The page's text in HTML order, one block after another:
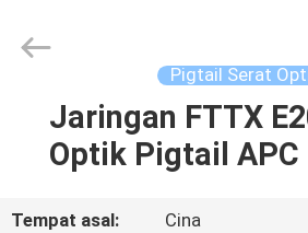
RUMAH
Co.,Ltd..
Pigtail Serat
Jaringan FTTX
Optik Pigtail
Tempat asal:
Cina